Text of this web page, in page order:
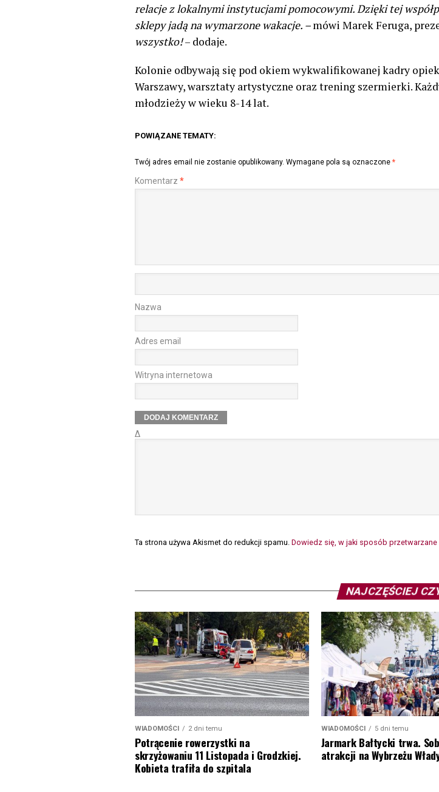
relacje z lokalnymi instytucjami pomocowymi. Dzięki tej
sklepy jadą na wymarzone wakacje. –mówi Marek Feruga,
wszystko!– dodaje.
Kolonie odbywają się pod okiem wykwalifikowanej kadry
Warszawy, warsztaty artystyczne oraz trening szermierki.
młodzieży w wieku 8-14 lat.
POWIĄZANE TEMATY:
Twój adres email nie zostanie opublikowany. Wymagane pola są oznaczone *
Komentarz *
Nazwa
Adres email
Witryna internetowa
Δ
Ta strona używa Akismet do redukcji spamu. Dowiedz się, w jaki sposób przetwarzane
NAJCZĘŚCIEJ
WIADOMOŚCI 2 dni temu
Potrącenie rowerzystki na
skrzyżowaniu 11 Listopada i Grodzkiej.
Kobieta trafiła do szpitala
WIADOMOŚCI 5 dni temu
Jarmark Bałtycki trwa.
atrakcji na Wybrzeżu